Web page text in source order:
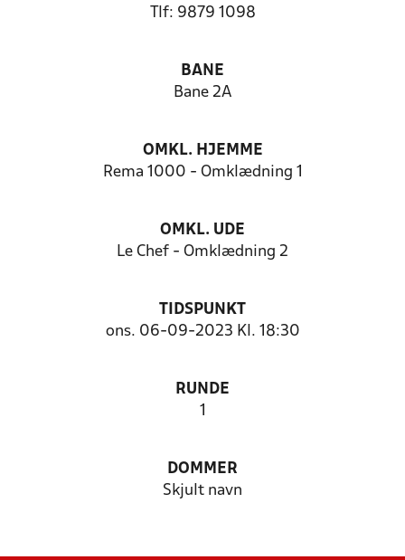
Tlf: 9879 1098
BANE
Bane 2A
OMKL. HJEMME
Rema 1000 - Omklædning 1
OMKL. UDE
Le Chef - Omklædning 2
TIDSPUNKT
ons. 06-09-2023 Kl. 18:30
RUNDE
1
DOMMER
Skjult navn